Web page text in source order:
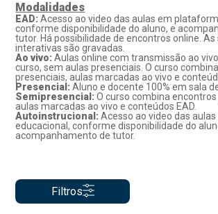
Modalidades
EAD:Acesso ao video das aulas em
conforme disponibilidade do aluno, e
tutor. Há possibilidade de encontros online. As
interativas são gravadas.
Ao vivo: Aulas online com transmissão ao
curso, sem aulas presenciais. O curso
presenciais, aulas marcadas ao vivo e
Presencial:Aluno e docente 100% em sala
Semipresencial:O curso combina
aulas marcadas ao vivo e conteúdos EAD.
Autoinstrucional:Acesso ao video das
educacional, conforme disponibilidade do
acompanhamento de tutor.
Filtros